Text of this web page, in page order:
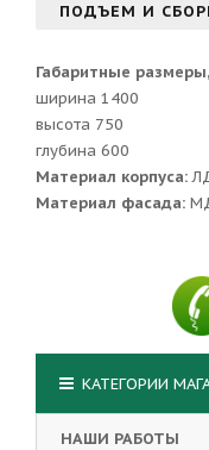
ПОДЪЕМ И
Габаритные
ширина 1400
высота 750
глубина 600
Материал корпуса:
Материал фасада:
КАТЕГОРИИ
НАШИ РАБОТЫ